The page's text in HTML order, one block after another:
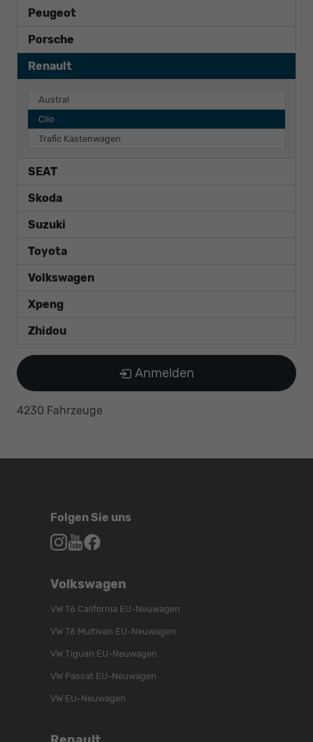
Peugeot
Porsche
Renault
Austral
Clio
Trafic Kastenwagen
SEAT
Skoda
Suzuki
Toyota
Volkswagen
Xpeng
Zhidou
Anmelden
4230 Fahrzeuge
Folgen Sie uns
Autohaus
Sie
Instagram
Autohaus
Sie
unser
Kanal
Sie
Facebook
Volkswagen
VW T6 California EU-Neuwagen
VW T6 Multivan EU-Neuwagen
VW Tiguan EU-Neuwagen
VW Passat EU-Neuwagen
VW EU-Neuwagen